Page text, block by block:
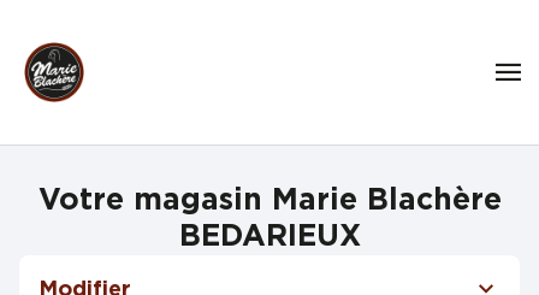
Votre magasin Marie Blachère
BEDARIEUX
Modifier